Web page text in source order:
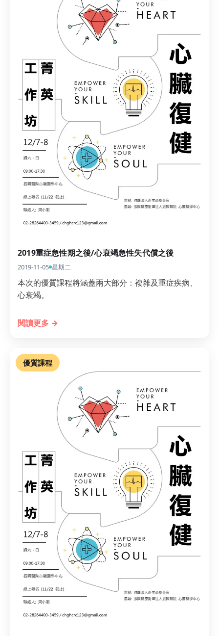
2019重症急性期之後/心衰竭急性失代償之後
2019-11-05 星期二
本次的優質課程將涵蓋兩大部分：複雜及重症疾病、
心衰竭。
閱讀更多 →
優質課程